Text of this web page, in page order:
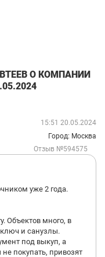
О КОМПАНИИ
15:51 20.05.2024
Город: Москва
Отзыв №594575
уже 2 года.
Объектов много, в
и санузлы.
под выкуп, а
покупать, привозят